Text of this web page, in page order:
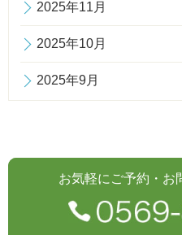
2025年11月
2025年10月
2025年9月
お気軽にご予約・お